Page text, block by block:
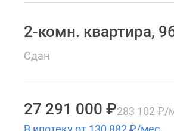
2-комн. квартира,
Сдан
27 291 000 ₽283 102 ₽/